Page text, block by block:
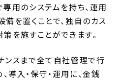
専用のシステムを持ち、運用
を置くことで、独自のカス
を施すことができます。
ンスまで全て自社管理で行
導入・保守・運用に、金銭